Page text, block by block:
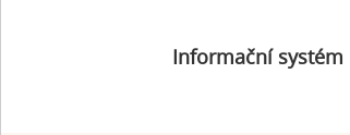
Informační systém